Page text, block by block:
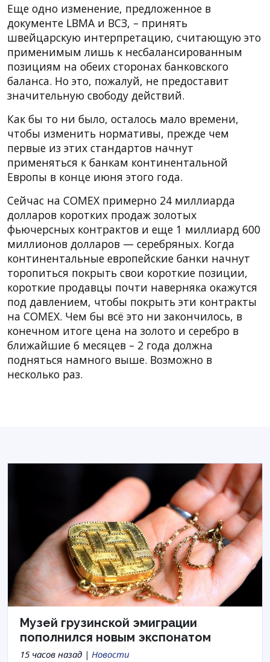
Еще одно изменение, предложенное в
документе LBMA и ВСЗ, – принять
швейцарскую интерпретацию, считающую это
применимым лишь к несбалансированным
позициям на обеих сторонах банковского
баланса. Но это, пожалуй, не предоставит
значительную свободу действий.
Как бы то ни было, осталось мало времени,
чтобы изменить нормативы, прежде чем
первые из этих стандартов начнут
применяться к банкам континентальной
Европы в конце июня этого года.
Сейчас на COMEX примерно 24 миллиарда
долларов коротких продаж золотых
фьючерсных контрактов и еще 1 миллиард 600
миллионов долларов — серебряных. Когда
континентальные европейские банки начнут
торопиться покрыть свои короткие позиции,
короткие продавцы почти наверняка окажутся
под давлением, чтобы покрыть эти контракты
на COMEX. Чем бы всё это ни закончилось, в
конечном итоге цена на золото и серебро в
ближайшие 6 месяцев – 2 года должна
подняться намного выше. Возможно в
несколько раз.
Музей грузинской эмиграции
пополнился новым экспонатом
15 часов назад | Новости